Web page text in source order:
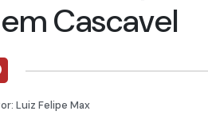
Cascavel
Luiz Felipe Max